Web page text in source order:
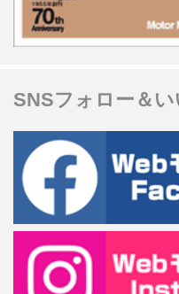
SNSフォロー＆